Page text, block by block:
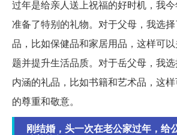
过年是给亲人送上祝福的好时机，我
准备了特别的礼物。对于父母，我选
品，比如保健品和家居用品，这样可
题并提升生活品质。对于岳父母，我
内涵的礼品，比如书籍和艺术品，这
的尊重和敬意。
刚结婚，头一次在老公家过年，给